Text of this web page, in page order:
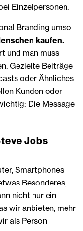
Einzelpersonen.
Branding umso
kaufen.
und man muss
Gezielte Beiträge
oder Ähnliches
Kunden oder
Die Message
Jobs
Smartphones
Besonderes,
nicht nur ein
wir anbieten, mehr
als Person